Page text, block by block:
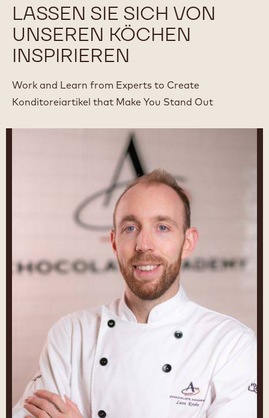
LASSEN SIE SICH VON
UNSEREN KÖCHEN
INSPIRIEREN
Work and Learn from Experts to Create
Konditoreiartikel that Make You Stand Out